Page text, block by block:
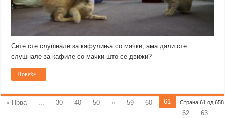
Сите сте слушнале за кафулиња со мачки, ама дали сте
слушнале за кафиле со мачки што се движи?
Повеќе...
Страна 61 од 658
« Прва ... 30 40 50 « 59 60
61
62
63